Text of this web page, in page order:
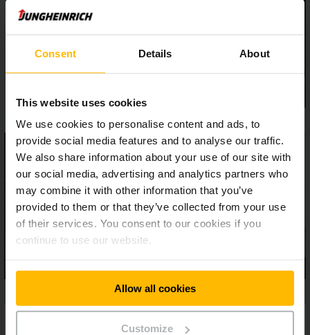
Consent Details About
This website uses cookies
We use cookies to personalise content and ads, to
provide social media features and to analyse our traffic.
We also share information about your use of our site with
our social media, advertising and analytics partners who
may combine it with other information that you’ve
provided to them or that they’ve collected from your use
of their services. You consent to our cookies if you
continue to use our website.
Allow all cookies
Customize